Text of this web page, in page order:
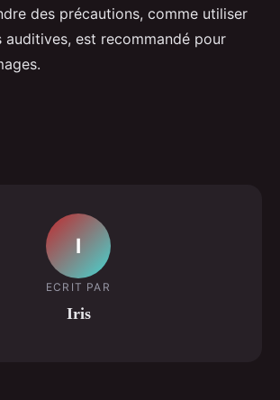
des précautions, comme utiliser
est recommandé pour
I
ECRIT PAR
Iris